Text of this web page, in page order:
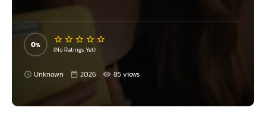
0 (No Ratings Yet)
Unknown 2026 85 views